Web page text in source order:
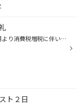
こんにちは。 １０月より消費税増税に伴い９月中に「増税前セール」を開催させていただきました。 連日たくさんのご来店ありがとうございました。 特に土日祝日はご来店が集中しましてスタッフの数よりお客様の数のほうが 多い時間帯にはご案内に時間がかかり大変ご不便をおかけしました。 ご購入頂...
ト２日